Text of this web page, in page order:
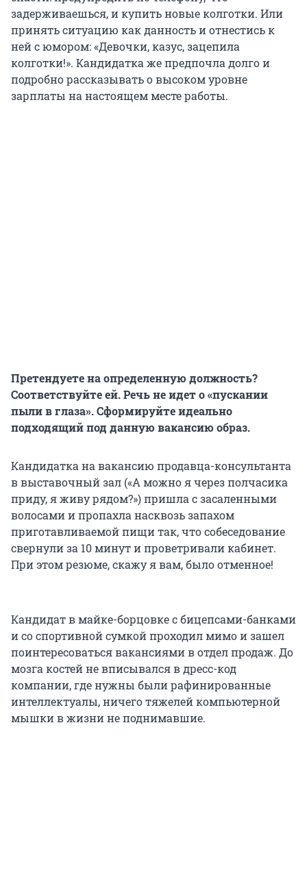
задерживаешься, и купить новые колготки. Или
принять ситуацию как данность и отнестись к
ней с юмором: «Девочки, казус, зацепила
колготки!». Кандидатка же предпочла долго и
подробно рассказывать о высоком уровне
зарплаты на настоящем месте работы.
Претендуете на определенную должность?
Соответствуйте ей. Речь не идет о «пускании
пыли в глаза». Сформируйте идеально
подходящий под данную вакансию образ.
Кандидатка на вакансию продавца-консультанта
в выставочный зал («А можно я через полчасика
приду, я живу рядом?») пришла с засаленными
волосами и пропахла насквозь запахом
приготавливаемой пищи так, что собеседование
свернули за 10 минут и проветривали кабинет.
При этом резюме, скажу я вам, было отменное!
Кандидат в майке-борцовке с бицепсами-банками
и со спортивной сумкой проходил мимо и зашел
поинтересоваться вакансиями в отдел продаж. До
мозга костей не вписывался в дресс-код
компании, где нужны были рафинированные
интеллектуалы, ничего тяжелей компьютерной
мышки в жизни не поднимавшие.